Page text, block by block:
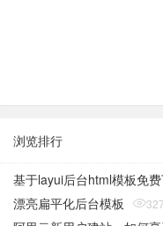
浏览排行
基于layui后台html模板免
漂亮扁平化后台模板